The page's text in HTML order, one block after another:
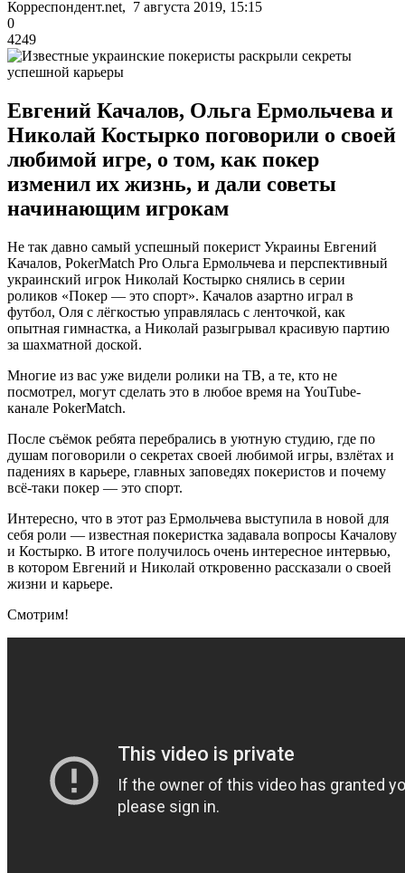
Корреспондент.net, 7 августа 2019, 15:15
0
4249
Евгений Качалов, Ольга Ермольчева и
Николай Костырко поговорили о своей
любимой игре, о том, как покер
изменил их жизнь, и дали советы
начинающим игрокам
Не так давно самый успешный покерист Украины Евгений
Качалов, PokerMatch Pro Ольга Ермольчева и перспективный
украинский игрок Николай Костырко снялись в серии
роликов «Покер — это спорт». Качалов азартно играл в
футбол, Оля с лёгкостью управлялась с ленточкой, как
опытная гимнастка, а Николай разыгрывал красивую партию
за шахматной доской.
Многие из вас уже видели ролики на ТВ, а те, кто не
посмотрел, могут сделать это в любое время на YouTube-
канале PokerMatch.
После съёмок ребята перебрались в уютную студию, где по
душам поговорили о секретах своей любимой игры, взлётах и
падениях в карьере, главных заповедях покеристов и почему
всё-таки покер — это спорт.
Интересно, что в этот раз Ермольчева выступила в новой для
себя роли — известная покеристка задавала вопросы Качалову
и Костырко. В итоге получилось очень интересное интервью,
в котором Евгений и Николай откровенно рассказали о своей
жизни и карьере.
Смотрим!